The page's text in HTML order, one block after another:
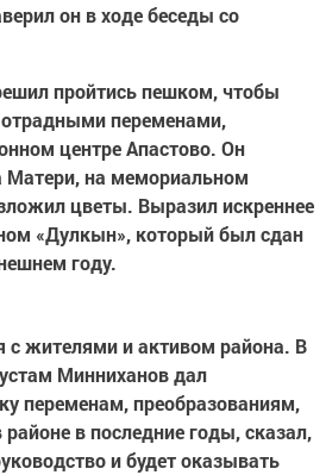
он в ходе беседы со
пройтись пешком, чтобы
переменами,
центре Апастово. Он
Матери, на мемориальном
цветы. Выразил искреннее
«Дулкын», который был сдан
году.
с жителями и активом района. В
Минниханов дал
переменам, преобразованиям,
в последние годы, сказал,
и будет оказывать